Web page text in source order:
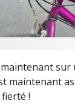
sur
maintenant
!